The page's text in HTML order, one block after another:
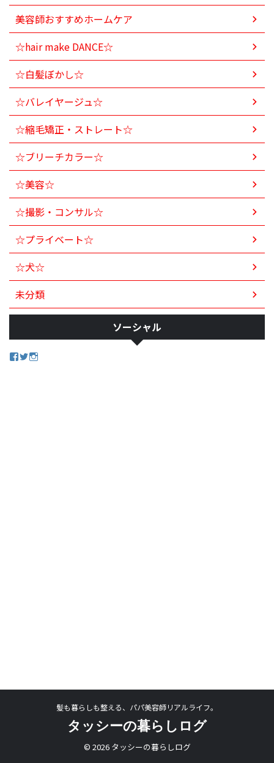
美容師おすすめホームケア
☆hair make DANCE☆
☆白髪ぼかし☆
☆バレイヤージュ☆
☆縮毛矯正・ストレート☆
☆ブリーチカラー☆
☆美容☆
☆撮影・コンサル☆
☆プライベート☆
☆犬☆
未分類
ソーシャル
髪も暮らしも整える、パパ美容師リアルライフ。
タッシーの暮らしログ
© 2026 タッシーの暮らしログ